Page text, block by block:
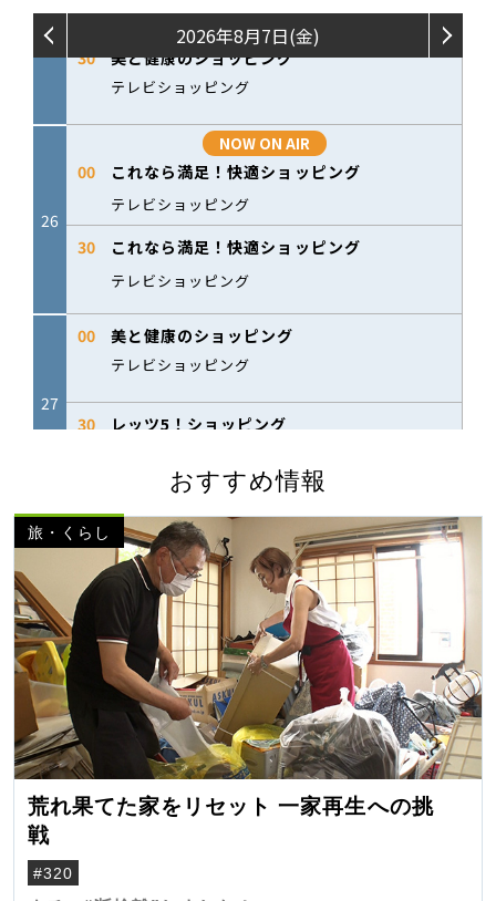
おすすめ情報
旅・くらし
荒れ果てた家をリセット 一家再生への挑
戦
#320